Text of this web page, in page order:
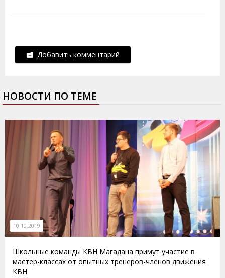
Добавить комментарий
НОВОСТИ ПО ТЕМЕ
10.10.2019
Школьные команды КВН Магадана примут участие в
мастер-классах от опытных тренеров-членов движения
КВН